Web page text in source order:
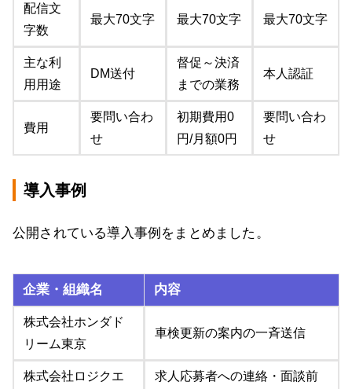
配信文
字数
最大70文字 最大70文字 最大70文字
主な利
用用途
DM送付
督促～決済
までの業務
本人認証
費用
要問い合わ
せ
初期費用0
円/月額0円
要問い合わ
せ
導入事例
公開されている導入事例をまとめました。
企業・組織名 内容
株式会社ホンダド
リーム東京
車検更新の案内の一斉送信
株式会社ロジクエ 求人応募者への連絡・面談前